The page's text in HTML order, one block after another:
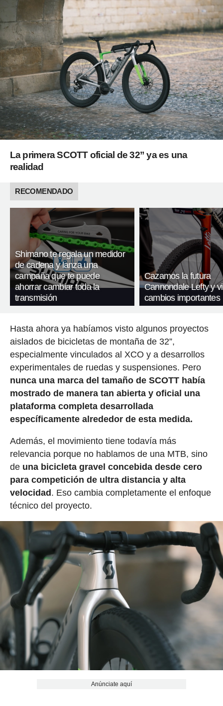
La primera SCOTT oficial de 32” ya es una
realidad
RECOMENDADO
Shimano te regala un medidor
de cadena y lanza una
campaña que te puede
ahorrar cambiar toda la
transmisión
Cazamos la futura
Cannondale Lefty y
cambios importantes
Hasta ahora ya habíamos visto algunos proyectos
aislados de bicicletas de montaña de 32”,
especialmente vinculados al XCO y a desarrollos
experimentales de ruedas y suspensiones. Pero
nunca una marca del tamaño de SCOTT había
mostrado de manera tan abierta y oficial una
plataforma completa desarrollada
específicamente alrededor de esta medida.
Además, el movimiento tiene todavía más
relevancia porque no hablamos de una MTB, sino
deuna bicicleta gravel concebida desde cero
para competición de ultra distancia y alta
velocidad. Eso cambia completamente el enfoque
técnico del proyecto.
Anúnciate aquí